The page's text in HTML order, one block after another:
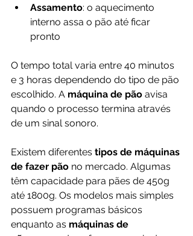
Assamento: o aquecimento
interno assa o pão até ficar
pronto
O tempo total varia entre 40 minutos
e 3 horas dependendo do tipo de pão
escolhido. A máquina de pão avisa
quando o processo termina através
de um sinal sonoro.
Existem diferentes tipos de máquinas
de fazer pão no mercado. Algumas
têm capacidade para pães de 450g
até 1800g. Os modelos mais simples
possuem programas básicos
enquanto as máquinas de